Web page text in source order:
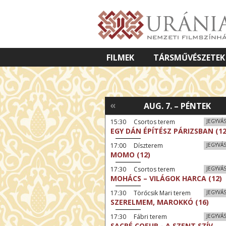
FILMEK TÁRSMŰVÉSZETEK
VETÍTETT KÉPES ELŐADÁSOK
AUG. 7. – PÉNTEK
«
15:30 Csortos terem
EGY DÁN ÉPÍTÉSZ PÁRIZSBAN
17:00 Díszterem
MOMO (12)
17:30 Csortos terem
MOHÁCS – VILÁGOK HARCA (12)
17:30 Törőcsik Mari terem
SZERELMEM, MAROKKÓ (16)
17:30 Fábri terem